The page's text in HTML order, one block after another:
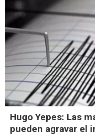
Hugo Yepes: Las
pueden agravar el